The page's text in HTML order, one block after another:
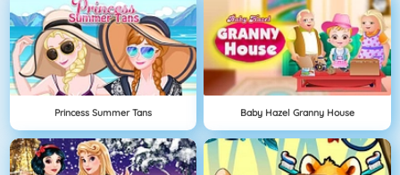
Princess Summer Tans Baby Hazel Granny House